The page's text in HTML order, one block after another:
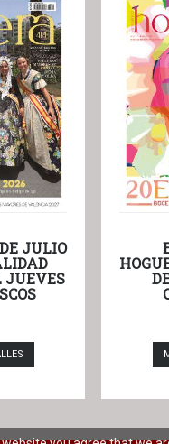
JULIO
JUEVES